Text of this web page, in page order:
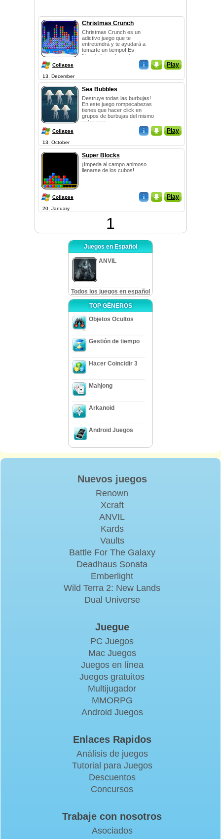
Christmas Crunch
Christmas Crunch es un
adictivo juego que te
entretendrá y te ayudará a
tomarte un tiempo! Es
Navidad y es hora de
Collapse i _ Play
13, December
Sea Bubbles
Destruye todas las burbujas!
En este juego rompecabezas
tienes que hacer click en
grupos de burbujas del mismo
color para ...
Collapse i _ Play
13, October
Super Blocks
¡Impeda al campo animoso
llenarse de los cubos!
Collapse i _ Play
20, January
1
Juegos en Español
ANVIL
Todos los juegos en español
TOP GÉNEROS
Objetos Ocultos
Gestión de tiempo
Hacer Coincidir 3
Mahjong
Arkanoid
Android Juegos
Nuevos juegos
Renown
Xcraft
ANVIL
Kards
Vaults
Battle For The Galaxy
Deadhaus Sonata
Emberlight
Wild Terra 2: New Lands
Dual Universe
Juegue
PC Juegos
Mac Juegos
Juegos en línea
Juegos gratuitos
Multijugador
MMORPG
Android Juegos
Enlaces Rapidos
Análisis de juegos
Tutorial para Juegos
Descuentos
Concursos
Trabaje con nosotros
Asociados